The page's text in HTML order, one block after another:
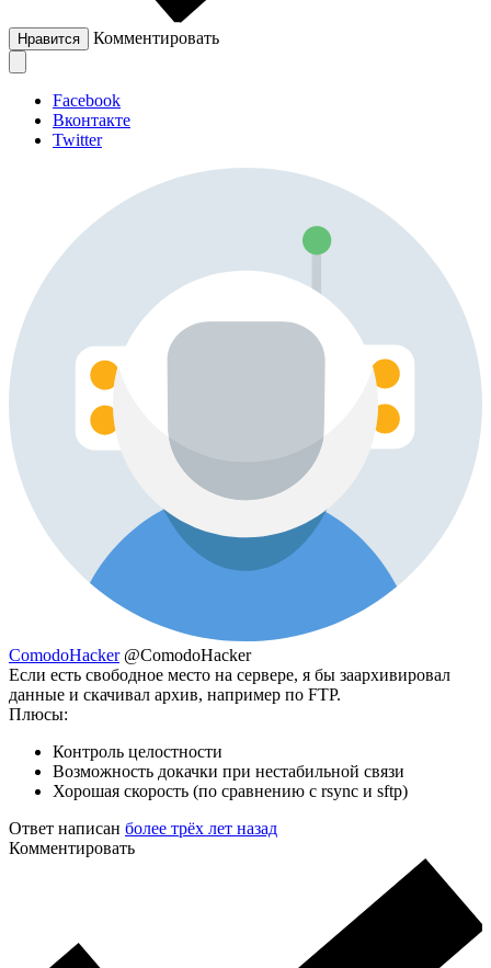
Нравится Комментировать
Facebook
Вконтакте
Twitter
ComodoHacker @ComodoHacker
Если есть свободное место на сервере, я бы заархивировал
данные и скачивал архив, например по FTP.
Плюсы:
Контроль целостности
Возможность докачки при нестабильной связи
Хорошая скорость (по сравнению с rsync и sftp)
Ответ написан более трёх лет назад
Комментировать